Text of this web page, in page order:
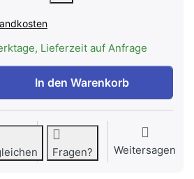
Lieferzeit auf Anfrage
Adapterrahmen 3,5/55 cm nero,
In den Warenkorb
Fragen? Weitersagen